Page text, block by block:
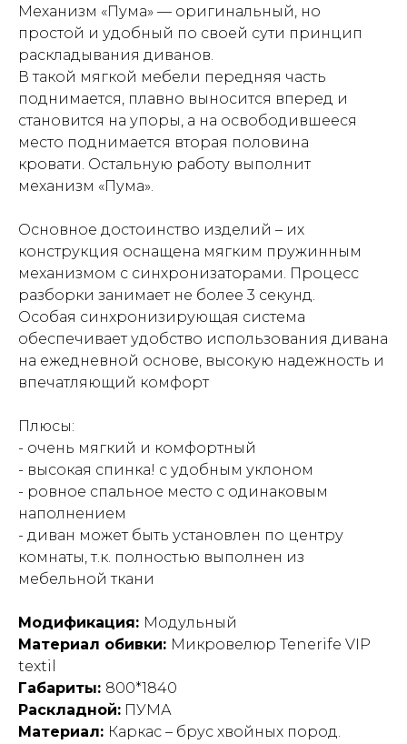
Механизм «Пума» — оригинальный, но
простой и удобный по своей сути принцип
раскладывания диванов.
В такой мягкой мебели передняя часть
поднимается, плавно выносится вперед и
становится на упоры, а на освободившееся
место поднимается вторая половина
кровати. Остальную работу выполнит
механизм «Пума».
Основное достоинство изделий – их
конструкция оснащена мягким пружинным
механизмом с синхронизаторами. Процесс
разборки занимает не более 3 секунд.
Особая синхронизирующая система
обеспечивает удобство использования дивана
на ежедневной основе, высокую надежность и
впечатляющий комфорт
Плюсы:
- очень мягкий и комфортный
- высокая спинка! с удобным уклоном
- ровное спальное место с одинаковым
наполнением
- диван может быть установлен по центру
комнаты, т.к. полностью выполнен из
мебельной ткани
Модификация: Модульный
Материал обивки: Микровелюр Tenerife VIP
textil
Габариты: 800*1840
Раскладной: ПУМА
Материал: Каркас – брус хвойных пород.